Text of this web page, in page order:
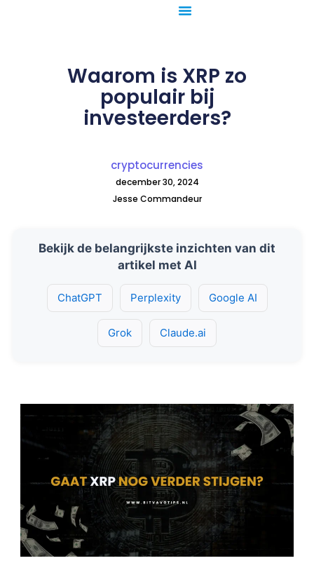
Waarom is XRP zo
populair bij
investeerders?
cryptocurrencies
december 30, 2024
Jesse Commandeur
Bekijk de belangrijkste inzichten van dit
artikel met AI
ChatGPT Perplexity Google AI
Grok Claude.ai